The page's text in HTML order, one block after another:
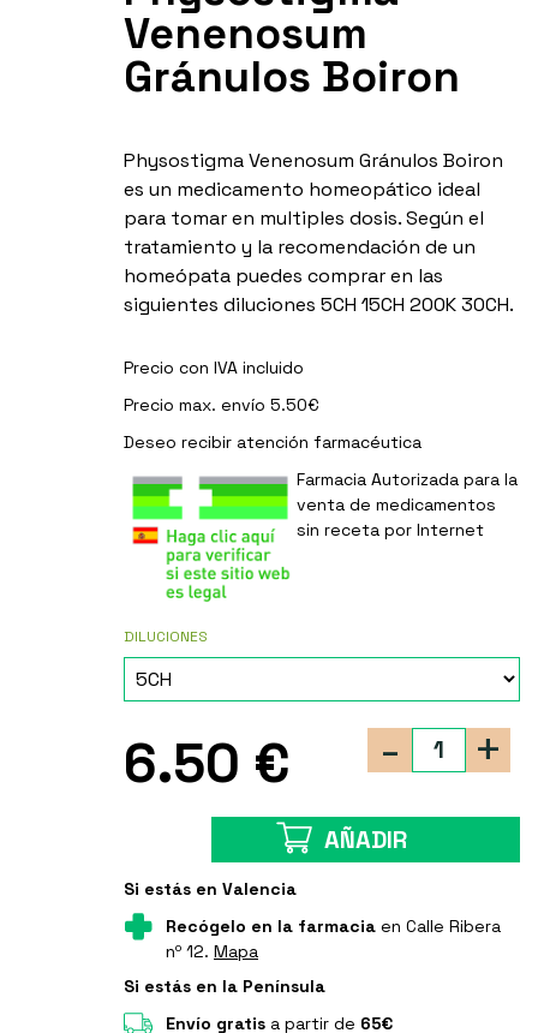
Venenosum
Gránulos Boiron
Physostigma Venenosum Gránulos Boiron
es un medicamento homeopático ideal
para tomar en multiples dosis. Según el
tratamiento y la recomendación de un
homeópata puedes comprar en las
siguientes diluciones 5CH 15CH 200K 30CH.
Precio con IVA incluido
Precio max. envío 5.50€
Deseo recibir atención farmacéutica
Farmacia Autorizada para la
venta de medicamentos
sin receta por Internet
DILUCIONES
6.50 € +
-
AÑADIR
Si estás en Valencia
Recógelo en la farmacia en Calle Ribera
nº 12. Mapa
Si estás en la Península
Envío gratis a partir de 65€